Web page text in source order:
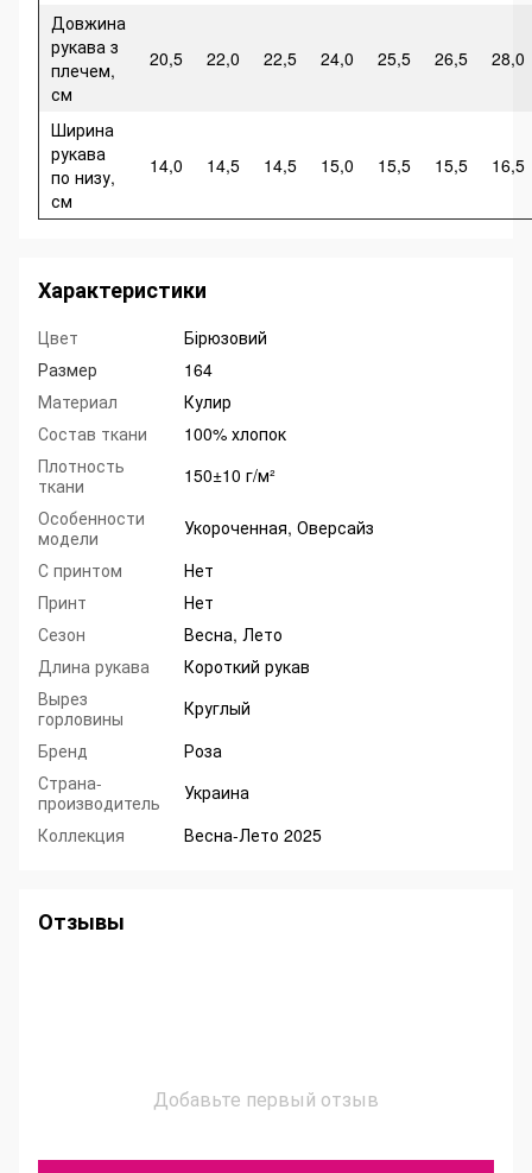
Довжина
рукава з
плечем,
см
20,5 22,0 22,5 24,0 25,5 26,5 28,0
Ширина
рукава
по низу,
см
14,0 14,5 14,5 15,0 15,5 15,5 16,5
Характеристики
Цвет
Бірюзовий
Размер
164
Материал
Кулир
Состав ткани
100% хлопок
Плотность
ткани
150±10 г/м²
Особенности
модели
Укороченная, Оверсайз
С принтом
Нет
Принт
Нет
Сезон
Весна, Лето
Длина рукава
Короткий рукав
Вырез
горловины
Круглый
Бренд
Роза
Страна-
производитель
Украина
Коллекция
Весна-Лето 2025
Отзывы
Добавьте первый отзыв